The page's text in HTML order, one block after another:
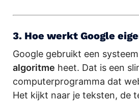
3. Hoe werkt Google
Google gebruikt een
algoritme heet. Dat is een
computerprogramma dat
Het kijkt naar je teksten, de